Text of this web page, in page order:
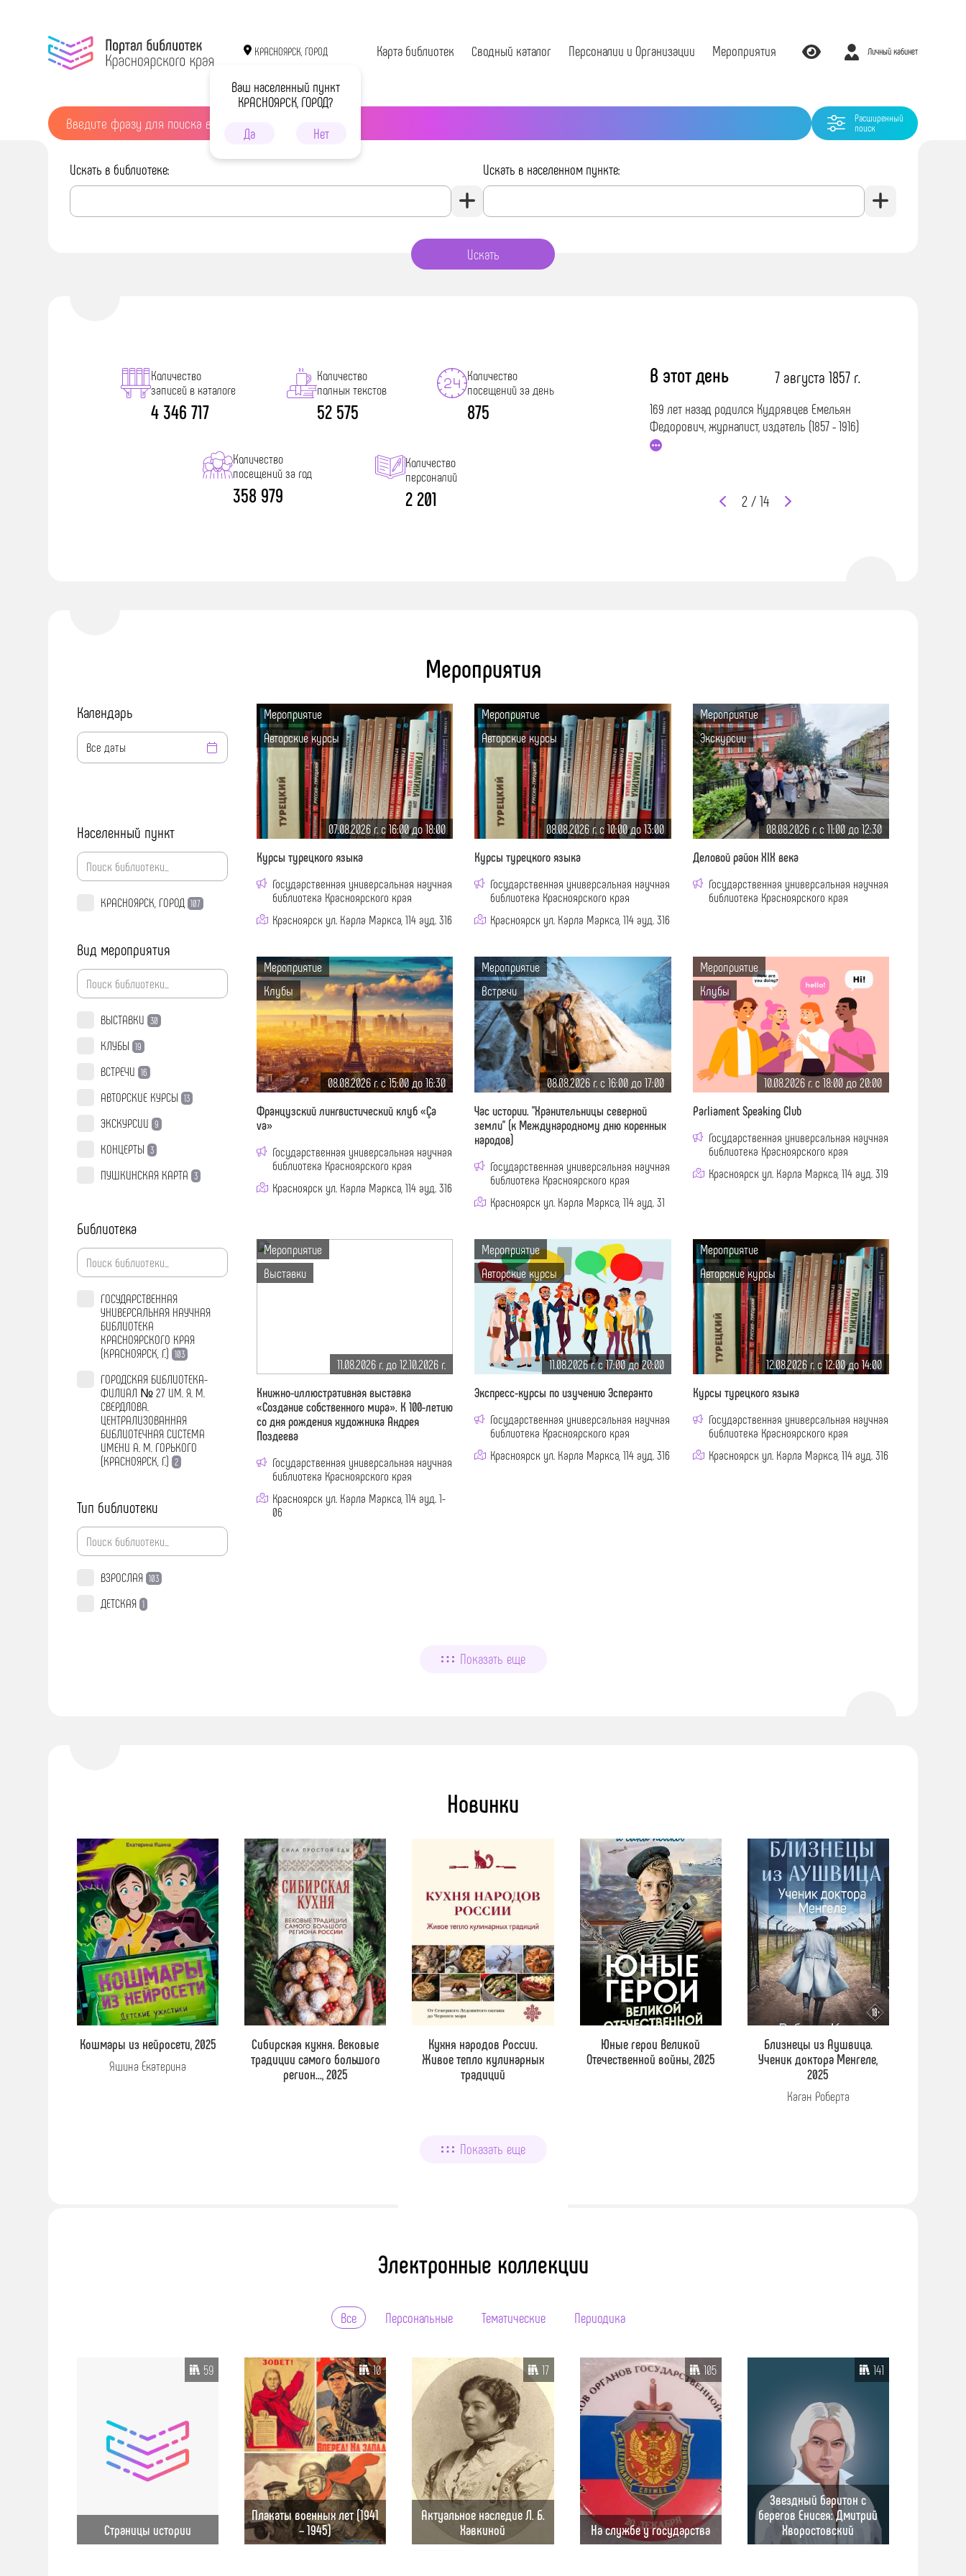
КРАСНОЯРСК, ГОРОД
Ваш населенный пункт
КРАСНОЯРСК, ГОРОД?
Да
Нет
Карта библиотек Сводный каталог Персоналии и Организации Мероприятия Личный кабинет
Расширенный
поиск
Искать в библиотеке: Искать в населенном пункте:
Количество
записей в каталоге
4 346 717
Количество
полных текстов
52 575
Количество
посещений за день
875
Количество
посещений за год
358 979
Количество
персоналий
2 201
В этот день
139 лет назад наблюдалось солнечное
затмение
В этот день 7 августа 1857 г.
169 лет назад родился Кудрявцев Емельян
Федорович, журналист, издатель (1857 - 1916)
2 / 14
Мероприятия
Календарь
Населенный пункт
КРАСНОЯРСК, ГОРОД 107
Вид мероприятия
ВЫСТАВКИ 30
КЛУБЫ 19
ВСТРЕЧИ 16
АВТОРСКИЕ КУРСЫ 13
ЭКСКУРСИИ 9
КОНЦЕРТЫ 3
ПУШКИНСКАЯ КАРТА 3
ЛЕКЦИИ 1
Библиотека
ГОСУДАРСТВЕННАЯ
УНИВЕРСАЛЬНАЯ НАУЧНАЯ
БИБЛИОТЕКА
КРАСНОЯРСКОГО КРАЯ
(КРАСНОЯРСК, Г.) 103
ГОРОДСКАЯ БИБЛИОТЕКА-
ФИЛИАЛ № 27 ИМ. Я. М.
СВЕРДЛОВА.
ЦЕНТРАЛИЗОВАННАЯ
БИБЛИОТЕЧНАЯ СИСТЕМА
ИМЕНИ А. М. ГОРЬКОГО
(КРАСНОЯРСК, Г.) 2
ДЕТСКАЯ БИБЛИОТЕКА
(КРАСНОЯРСК, Г.)
ЦЕНТРАЛЬНАЯ ГОРОДСКАЯ
БИБЛИОТЕКА ИМЕНИ А. М.
ЦЕНТРАЛИЗОВАННАЯ
ИМЕНИ А. М. ГОРЬКОГО
Тип библиотеки
ВЗРОСЛАЯ 103
ДЕТСКАЯ 1
Мероприятие
Авторские курсы
07.08.2026 г. c 16:00 до 18:00
Курсы турецкого языка
Государственная универсальная научная
библиотека Красноярского края
Красноярск ул. Карла Маркса, 114 ауд. 316
Мероприятие
Авторские курсы
08.08.2026 г. c 10:00 до 13:00
Курсы турецкого языка
Государственная универсальная научная
библиотека Красноярского края
Красноярск ул. Карла Маркса, 114 ауд. 316
Мероприятие
Экскурсии
08.08.2026 г. c 11:00 до 12:30
Деловой район XIX века
Государственная универсальная научная
библиотека Красноярского края
Мероприятие
Клубы
08.08.2026 г. c 15:00 до 16:30
Французский лингвистический клуб «Ça
va»
Государственная универсальная научная
библиотека Красноярского края
Красноярск ул. Карла Маркса, 114 ауд. 316
Мероприятие
Встречи
08.08.2026 г. c 16:00 до 17:00
Час истории. "Хранительницы северной
земли" (к Международному дню коренных
народов)
Государственная универсальная научная
библиотека Красноярского края
Красноярск ул. Карла Маркса, 114 ауд. 31
Мероприятие
Клубы
10.08.2026 г. c 18:00 до 20:00
Parliament Speaking Club
Государственная универсальная научная
библиотека Красноярского края
Красноярск ул. Карла Маркса, 114 ауд. 319
Мероприятие
Выставки
11.08.2026 г. до 12.10.2026 г.
Книжно-иллюстративная выставка
«Создание собственного мира». К 100-летию
со дня рождения художника Андрея
Поздеева
Государственная универсальная научная
библиотека Красноярского края
Красноярск ул. Карла Маркса, 114 ауд. 1-
06
Мероприятие
Авторские курсы
11.08.2026 г. c 17:00 до 20:00
Экспресс-курсы по изучению Эсперанто
Государственная универсальная научная
библиотека Красноярского края
Красноярск ул. Карла Маркса, 114 ауд. 316
Мероприятие
Авторские курсы
12.08.2026 г. c 12:00 до 14:00
Курсы турецкого языка
Государственная универсальная научная
библиотека Красноярского края
Красноярск ул. Карла Маркса, 114 ауд. 316
Показать еще
Новинки
Кошмары из нейросети, 2025
Яшина Екатерина
Сибирская кухня. Вековые
традиции самого большого
регион..., 2025
Кухня народов России.
Живое тепло кулинарных
традиций
Юные герои Великой
Отечественной войны, 2025
Близнецы из Аушвица.
Ученик доктора Менгеле,
2025
Каган Роберта
Показать еще
Электронные коллекции
Все Персональные Тематические Периодика
59
Страницы истории
10
Плакаты военных лет (1941
– 1945)
17
Актуальное наследие Л. Б.
Хавкиной
105
На службе у государства
141
Звездный баритон с
берегов Енисея: Дмитрий
Хворостовский